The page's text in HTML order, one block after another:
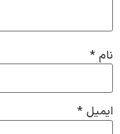
نام *
ایمیل *